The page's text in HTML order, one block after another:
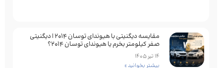
مقایسه دیگنیتی با هیوندای توسان 2014 | دیگنیتی
صفر کیلومتر بخرم یا هیوندای توسان 2014؟
14 تیر 1405
بیشتر بخوانید »